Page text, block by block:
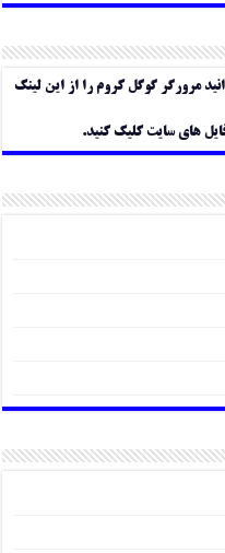
مرورگر گوگل کروم را از این لینک
های سایت کلیک کنید.